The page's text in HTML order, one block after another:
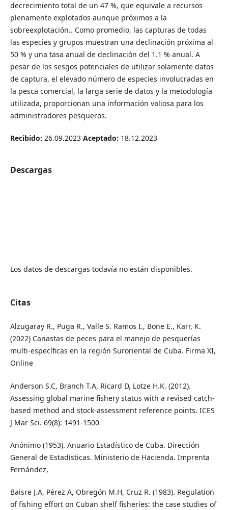
decrecimiento total de un 47 %, que equivale a recursos
plenamente explotados aunque próximos a la
sobreexplotación.. Como promedio, las capturas de todas
las especies y grupos muestran una declinación próxima al
50 % y una tasa anual de declinación del 1.1 % anual. A
pesar de los sesgos potenciales de utilizar solamente datos
de captura, el elevado número de especies involucradas en
la pesca comercial, la larga serie de datos y la metodología
utilizada, proporcionan una información valiosa para los
administradores pesqueros.
Recibido: 26.09.2023 Aceptado: 18.12.2023
Descargas
Los datos de descargas todavía no están disponibles.
Citas
Alzugaray R., Puga R., Valle S. Ramos I., Bone E., Karr, K.
(2022) Canastas de peces para el manejo de pesquerías
multi-específicas en la región Suroriental de Cuba. Firma XI,
Online
Anderson S.C, Branch T.A, Ricard D, Lotze H.K. (2012).
Assessing global marine fishery status with a revised catch-
based method and stock-assessment reference points. ICES
J Mar Sci. 69(8): 1491-1500
Anónimo (1953). Anuario Estadístico de Cuba. Dirección
General de Estadísticas. Ministerio de Hacienda. Imprenta
Fernández,
Baisre J.A, Pérez A, Obregón M.H, Cruz R. (1983). Regulation
of fishing effort on Cuban shelf fisheries: the case studies of